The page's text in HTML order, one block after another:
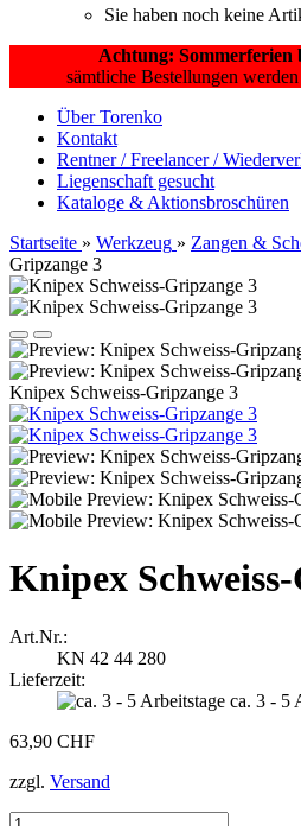
Sie haben noch keine
Achtung: Sommerferien
sämtliche Bestellungen
Über Torenko
Kontakt
Rentner / Freelancer /
Liegenschaft gesucht
Kataloge & Aktionsbroschüren
Startseite » Werkzeug » Zangen &
Gripzange 3
Knipex Schweiss-Gripzange 3
Knipex
Art.Nr.:
KN 42 44 280
Lieferzeit:
ca. 3 - 5
63,90 CHF
zzgl. Versand